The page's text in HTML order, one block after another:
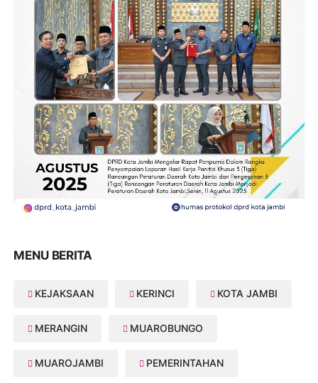
MENU BERITA
KEJAKSAAN KERINCI KOTA JAMBI
MERANGIN MUAROBUNGO
MUAROJAMBI PEMERINTAHAN